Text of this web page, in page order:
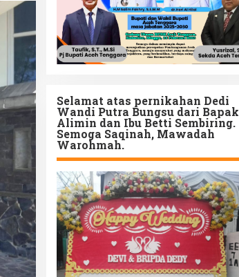
Selamat atas pernikahan Dedi
Wandi Putra Bungsu dari Bapak
Alimin dan Ibu Betti Sembiring.
Semoga Saqinah, Mawadah
Warohmah.